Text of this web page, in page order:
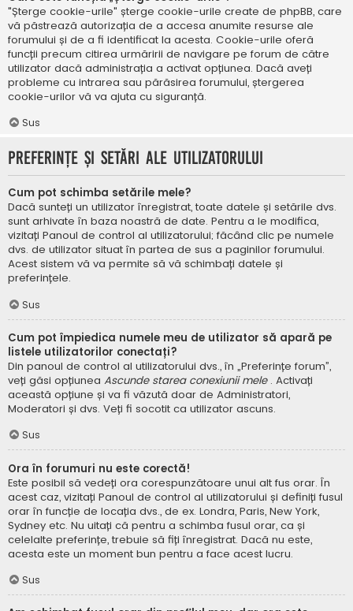
"Șterge cookie-urile" șterge cookie-urile create de phpBB, care
vă păstrează autorizația de a accesa anumite resurse ale
forumului și de a fi identificat la acesta. Cookie-urile oferă
funcții precum citirea urmăririi de navigare pe forum de către
utilizator dacă administrația a activat opțiunea. Dacă aveți
probleme cu intrarea sau părăsirea forumului, ștergerea
cookie-urilor vă va ajuta cu siguranță.
Sus
Preferințe și setări ale utilizatorului
Cum pot schimba setările mele?
Dacă sunteți un utilizator înregistrat, toate datele și setările dvs.
sunt arhivate în baza noastră de date. Pentru a le modifica,
vizitați Panoul de control al utilizatorului; făcând clic pe numele
dvs. de utilizator situat în partea de sus a paginilor forumului.
Acest sistem vă va permite să vă schimbați datele și
preferințele.
Sus
Cum pot împiedica numele meu de utilizator să apară pe
listele utilizatorilor conectați?
Din panoul de control al utilizatorului dvs., în „Preferințe forum”,
veți găsi opțiunea Ascunde starea conexiunii mele . Activați
această opțiune și va fi văzută doar de Administratori,
Moderatori și dvs. Veți fi socotit ca utilizator ascuns.
Sus
Ora în forumuri nu este corectă!
Este posibil să vedeți ora corespunzătoare unui alt fus orar. În
acest caz, vizitați Panoul de control al utilizatorului și definiți fusul
orar în funcție de locația dvs., de ex. Londra, Paris, New York,
Sydney etc. Nu uitați că pentru a schimba fusul orar, ca și
celelalte preferințe, trebuie să fiți înregistrat. Dacă nu este,
acesta este un moment bun pentru a face acest lucru.
Sus